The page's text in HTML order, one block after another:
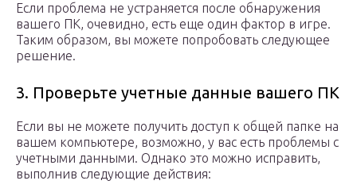
Если проблема не устраняется после обнаружения
вашего ПК, очевидно, есть еще один фактор в игре.
Таким образом, вы можете попробовать следующее
решение.
3. Проверьте учетные данные вашего ПК
Если вы не можете получить доступ к общей папке на
вашем компьютере, возможно, у вас есть проблемы с
учетными данными. Однако это можно исправить,
выполнив следующие действия: